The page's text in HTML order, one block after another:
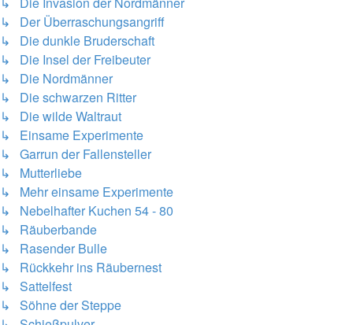
↳ Der Überraschungsangriff
↳ Die dunkle Bruderschaft
↳ Die Insel der Freibeuter
↳ Die Nordmänner
↳ Die schwarzen Ritter
↳ Die wilde Waltraut
↳ Einsame Experimente
↳ Garrun der Fallensteller
↳ Mutterliebe
↳ Mehr einsame Experimente
↳ Nebelhafter Kuchen 54 - 80
↳ Räuberbande
↳ Rasender Bulle
↳ Rückkehr ins Räubernest
↳ Sattelfest
↳ Söhne der Steppe